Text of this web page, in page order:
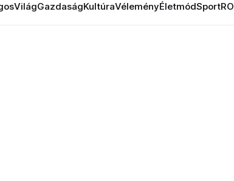
VilágGazdaságKultúraVéleményÉletmódSportRO